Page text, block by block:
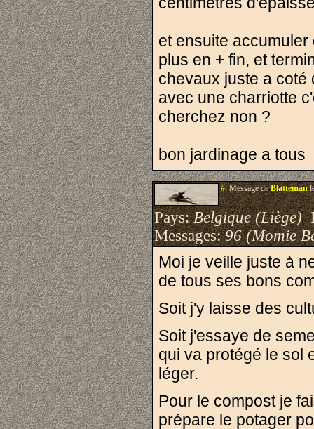
et ensuite
plus en + fin, et
chevaux juste a coté
avec une charriotte
cherchez non ?
bon jardinage a tous
#.Message deBlatteman
Pays:Belgique (Liège)
Messages:96 (Momie
Moi je veille juste à
de tous ses bons
Soit j'y laisse des
Soit j'essaye de
qui va protégé le sol
léger.
Pour le compost je
prépare le potager